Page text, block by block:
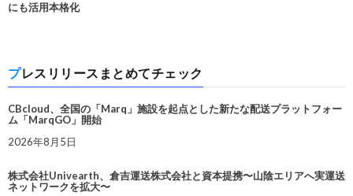
にも活用本格化
プレスリリースまとめてチェック
CBcloud、全国の「Marq」施設を起点とした新たな配送プラットフォー
ム「MarqGO」開始
2026年8月5日
株式会社Univearth、倉吉運送株式会社と資本提携〜山陰エリアへ実運送
ネットワークを拡大〜